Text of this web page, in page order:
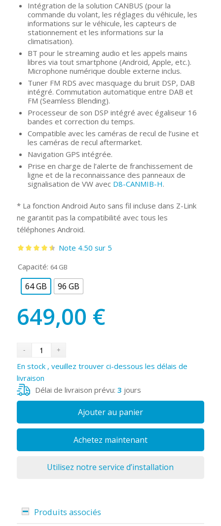
Intégration de la solution CANBUS (pour la
commande du volant, les réglages du véhicule, les
informations sur le véhicule, les capteurs de
stationnement et les informations sur la
climatisation).
BT pour le streaming audio et les appels mains
libres via tout smartphone (Android, Apple, etc.).
Microphone numérique double externe inclus.
Tuner FM RDS avec masquage du bruit DSP, DAB
intégré. Commutation automatique entre DAB et
FM (Seamless Blending).
Processeur de son DSP intégré avec égaliseur 16
bandes et correction du temps.
Compatible avec les caméras de recul de l’usine et
les caméras de recul aftermarket.
Navigation GPS intégrée.
Prise en charge de l’alerte de franchissement de
ligne et de la reconnaissance des panneaux de
signalisation de VW avec D8-CANMIB-H.
* La fonction Android Auto sans fil incluse dans Z-Link
ne garantit pas la compatibilité avec tous les
téléphones Android.
sur 5
Note 4.50 sur 5
Capacité: 64 GB
64 GB 96 GB
649,00 €
En stock , veuillez trouver ci-dessous les délais de
livraison
Délai de livraison prévu: 3 jours
Ajouter au panier
Achetez maintenant
Utilisez notre service d’installation
Produits associés